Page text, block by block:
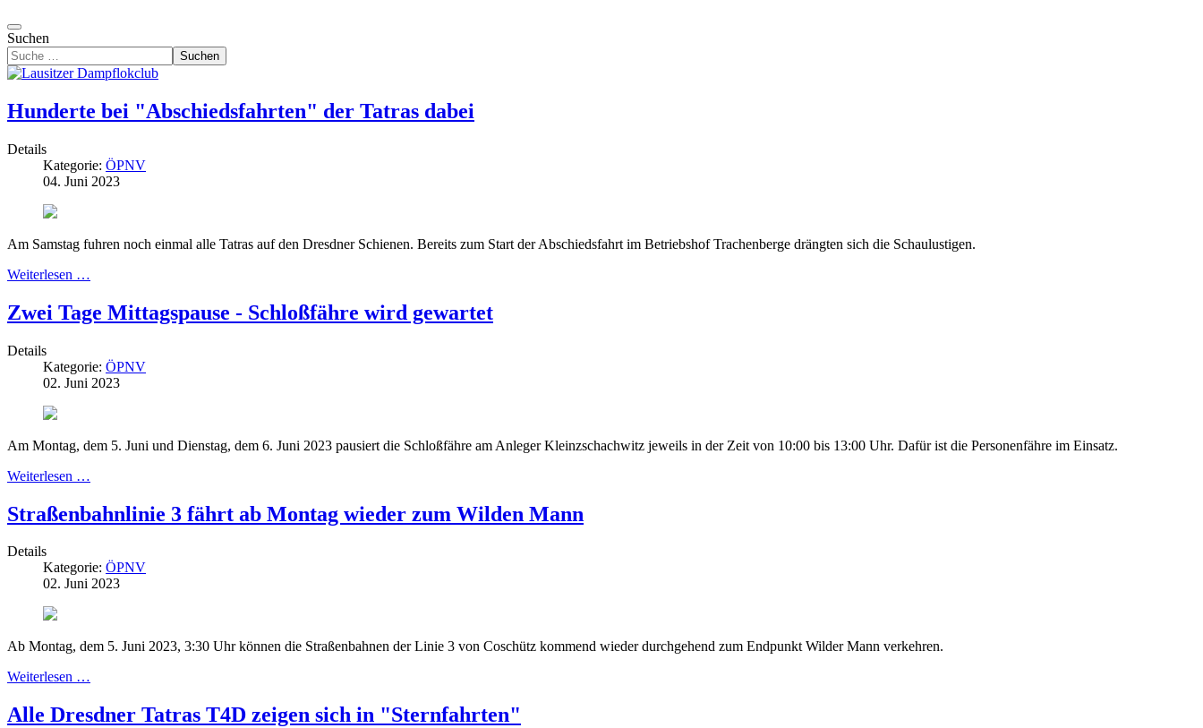
Suchen
Suchen
Hunderte bei "Abschiedsfahrten" der Tatras dabei
Details
Kategorie: ÖPNV
04. Juni 2023
Am Samstag fuhren noch einmal alle Tatras auf den Dresdner Schienen. Bereits zum Start der Abschiedsfahrt im Betriebshof Trachenberge drängten sich die Schaulustigen.
Weiterlesen …
Zwei Tage Mittagspause - Schloßfähre wird gewartet
Details
Kategorie: ÖPNV
02. Juni 2023
Am Montag, dem 5. Juni und Dienstag, dem 6. Juni 2023 pausiert die Schloßfähre am Anleger Kleinzschachwitz jeweils in der Zeit von 10:00 bis 13:00 Uhr. Dafür ist die Personenfähre im Einsatz.
Weiterlesen …
Straßenbahnlinie 3 fährt ab Montag wieder zum Wilden Mann
Details
Kategorie: ÖPNV
02. Juni 2023
Ab Montag, dem 5. Juni 2023, 3:30 Uhr können die Straßenbahnen der Linie 3 von Coschütz kommend wieder durchgehend zum Endpunkt Wilder Mann verkehren.
Weiterlesen …
Alle Dresdner Tatras T4D zeigen sich in "Sternfahrten"